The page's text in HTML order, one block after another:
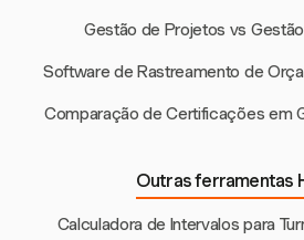
Gestão de Projetos vs
Software de Rastreamento de
Comparação de Certificações em
Outras ferramentas
Calculadora de Intervalos para